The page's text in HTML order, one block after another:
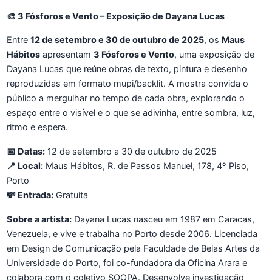
🎨 3 Fósforos e Vento – Exposição de Dayana Lucas
Entre 12 de setembro e 30 de outubro de 2025, os Maus
Hábitos apresentam 3 Fósforos e Vento, uma exposição de
Dayana Lucas que reúne obras de texto, pintura e desenho
reproduzidas em formato mupi/backlit. A mostra convida o
público a mergulhar no tempo de cada obra, explorando o
espaço entre o visível e o que se adivinha, entre sombra, luz,
ritmo e espera.
📅 Datas: 12 de setembro a 30 de outubro de 2025
📍 Local: Maus Hábitos, R. de Passos Manuel, 178, 4º Piso,
Porto
💸 Entrada: Gratuita
Sobre a artista: Dayana Lucas nasceu em 1987 em Caracas,
Venezuela, e vive e trabalha no Porto desde 2006. Licenciada
em Design de Comunicação pela Faculdade de Belas Artes da
Universidade do Porto, foi co-fundadora da Oficina Arara e
colabora com o coletivo SOOPA. Desenvolve investigação